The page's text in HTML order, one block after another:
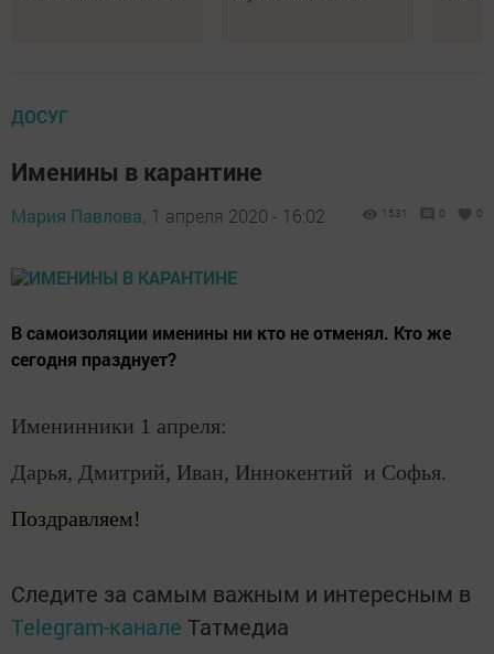
ДОСУГ
Именины в карантине
Мария Павлова, 1 апреля 2020 - 16:02 1531 0 0
В самоизоляции именины ни кто не отменял. Кто же
сегодня празднует?
Именинники 1 апреля:
Дарья, Дмитрий, Иван, Иннокентий и Софья.
Поздравляем!
Следите за самым важным и интересным в
Telegram-канале Татмедиа